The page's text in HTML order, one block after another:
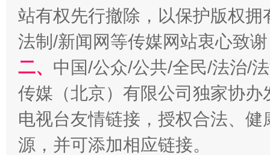
阿坝州三大球赛在茂县开幕 规模
站有权先行撤除，以保护版权
法制/新闻网等传媒网站衷心致
二、 中国/公众/公共/全民/法治/
传媒（北京）有限公司独家协
电视台友情链接，授权合法、
源，并可添加相应链接。